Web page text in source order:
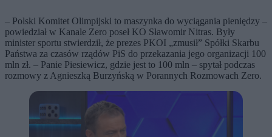
– Polski Komitet Olimpijski to maszynka do wyciągania pieniędzy –
powiedział w Kanale Zero poseł KO Sławomir Nitras. Były
minister sportu stwierdził, że prezes PKOI „zmusił” Spółki Skarbu
Państwa za czasów rządów PiS do przekazania jego organizacji 100
mln zł. – Panie Piesiewicz, gdzie jest to 100 mln – spytał podczas
rozmowy z Agnieszką Burzyńską w Porannych Rozmowach Zero.